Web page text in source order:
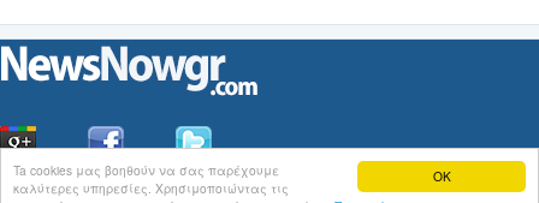
OK
Ta cookies μας βοηθούν να σας παρέχουμε
καλύτερες υπηρεσίες. Χρησιμοποιώντας τις